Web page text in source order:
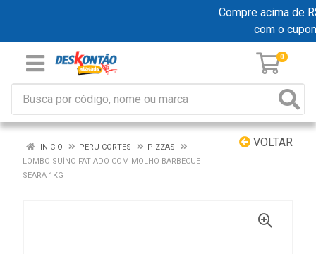
Compre acima de
com o
0
VOLTAR
INÍCIO PERU CORTES
PIZZAS
LOMBO SUÍNO FATIADO COM MOLHO BARBECUE
SEARA 1KG